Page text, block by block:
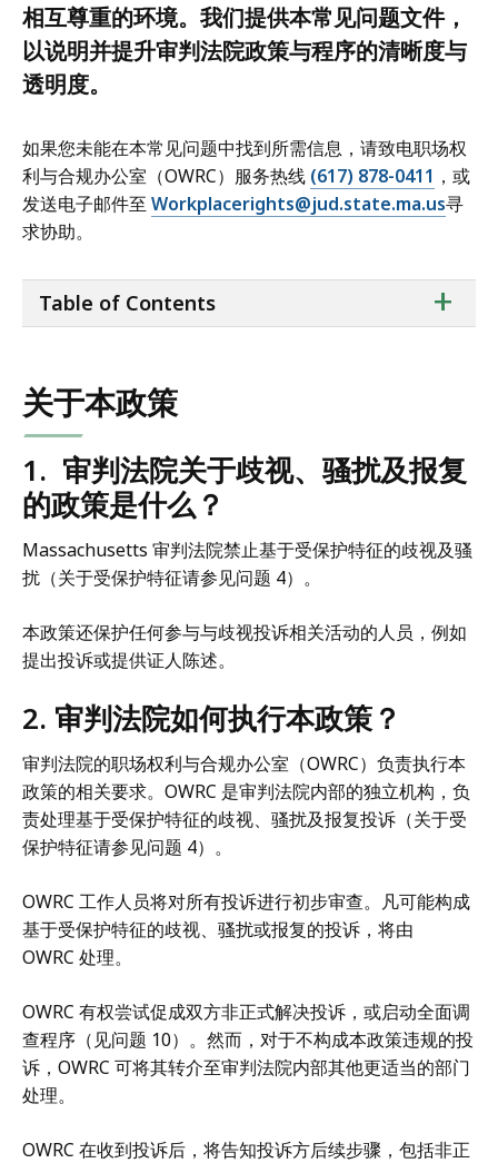
相互尊重的环境。我们提供本常见问题文件，
以说明并提升审判法院政策与程序的清晰度与
透明度。
如果您未能在本常见问题中找到所需信息，请致电职场权
利与合规办公室（OWRC）服务热线 (617) 878-0411 ，或
发送电子邮件至 Workplacerights@jud.state.ma.us寻
求协助。
of
+
Table of Contents
关于本政策
1. 审判法院关于歧视、骚扰及报复
的政策是什么？
Massachusetts 审判法院禁止基于受保护特征的歧视及骚
扰（关于受保护特征请参见问题 4）。
本政策还保护任何参与与歧视投诉相关活动的人员，例如
提出投诉或提供证人陈述。
2. 审判法院如何执行本政策？
审判法院的职场权利与合规办公室（OWRC）负责执行本
政策的相关要求。OWRC 是审判法院内部的独立机构，负
责处理基于受保护特征的歧视、骚扰及报复投诉（关于受
保护特征请参见问题 4）。
OWRC 工作人员将对所有投诉进行初步审查。凡可能构成
基于受保护特征的歧视、骚扰或报复的投诉，将由
OWRC 处理。
OWRC 有权尝试促成双方非正式解决投诉，或启动全面调
查程序（见问题 10）。然而，对于不构成本政策违规的投
诉，OWRC 可将其转介至审判法院内部其他更适当的部门
处理。
OWRC 在收到投诉后，将告知投诉方后续步骤，包括非正